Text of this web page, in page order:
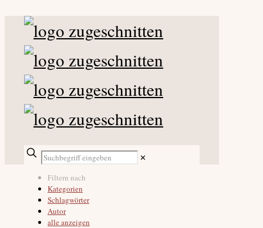
✕
Filtern nach
Kategorien
Schlagwörter
Autor
alle anzeigen